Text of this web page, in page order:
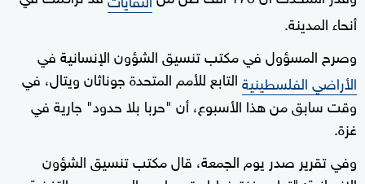
أنحاء المدينة.
وصرح المسؤول في مكتب تنسيق الشؤون الإنسانية في
الأراضي الفلسطينيةالتابع للأمم المتحدة جوناثان ويتال، في
وقت سابق من هذا الأسبوع، أن "حربا بلا حدود" جارية في
غزة.
وفي تقرير صدر يوم الجمعة، قال مكتب تنسيق الشؤون